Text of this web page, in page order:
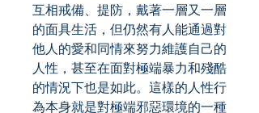
互相戒備、提防，戴著一層又一層
的面具生活，但仍然有人能通過對
他人的愛和同情來努力維護自己的
人性，甚至在面對極端暴力和殘酷
的情況下也是如此。這樣的人性行
為本身就是對極端邪惡環境的一種